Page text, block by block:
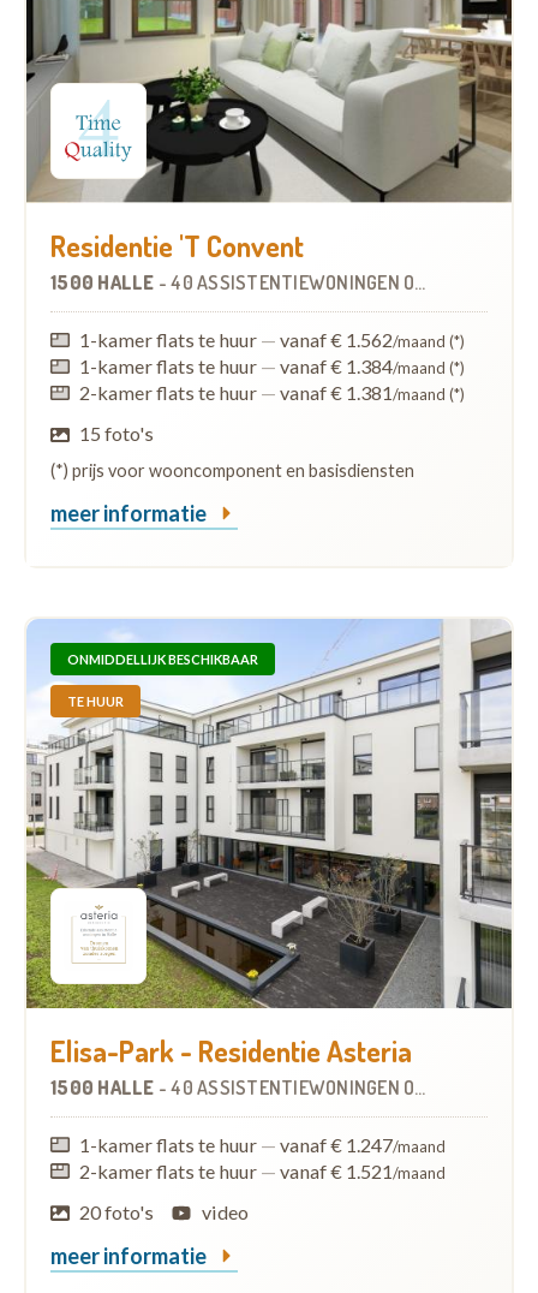
Residentie 'T Convent
1500 HALLE -40 ASSISTENTIEWONINGEN OP
1-kamer flats te huur — vanaf € 1.562/maand (*)
1-kamer flats te huur — vanaf € 1.384/maand (*)
2-kamer flats te huur — vanaf € 1.381/maand (*)
15 foto's
(*) prijs voor wooncomponent en basisdiensten
meer informatie
ONMIDDELLIJK BESCHIKBAAR
TE HUUR
Elisa-Park - Residentie Asteria
1500 HALLE -40 ASSISTENTIEWONINGEN OP
1-kamer flats te huur — vanaf € 1.247/maand
2-kamer flats te huur — vanaf € 1.521/maand
20 foto's video
meer informatie